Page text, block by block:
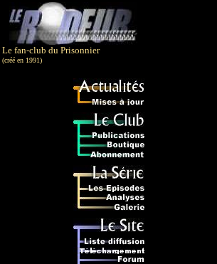
Le fan-club du Prisonnier
(créé en 1991)